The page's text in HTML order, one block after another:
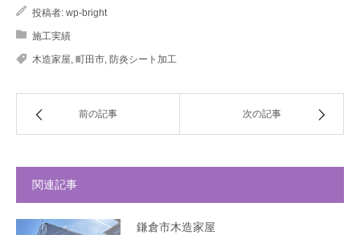
投稿者: wp-bright
施工実績
木造家屋 町田市 防炎シート加工
前の記事 次の記事
関連記事
鎌倉市木造家屋